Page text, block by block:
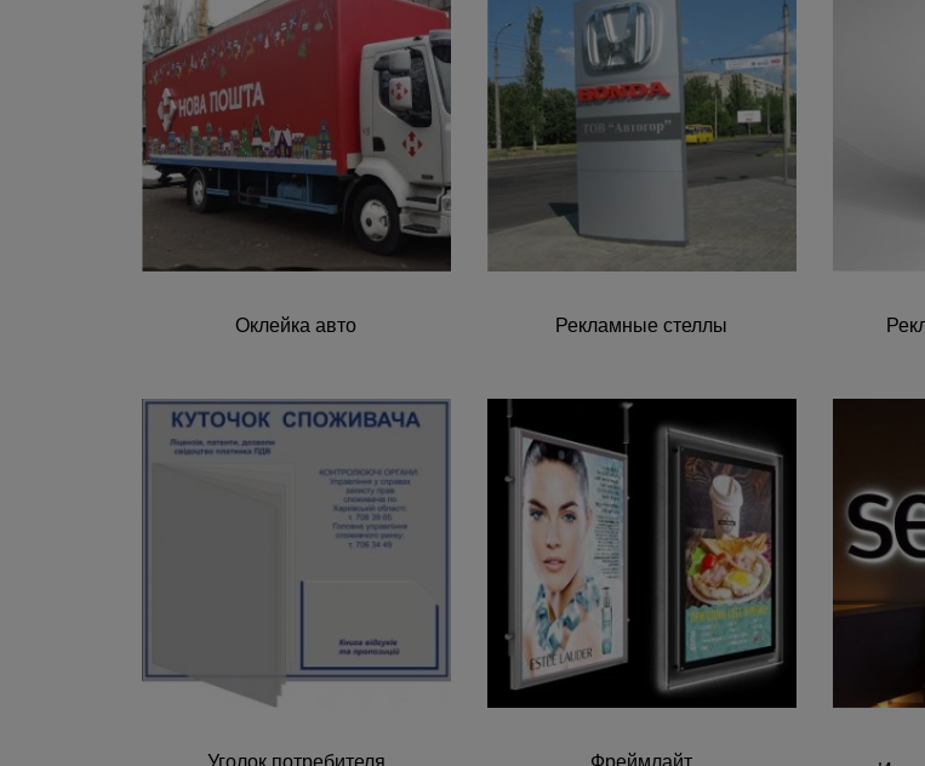
Оклейка авто Рекламные стеллы
Уголок потребителя Фреймлайт